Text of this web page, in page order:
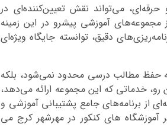
می‌تواند نقش تعیین‌کننده‌ای در
مجموعه‌های آموزشی پیشرو در این زمینه
دقیق، توانسته جایگاه ویژه‌ای
حفظ مطالب درسی محدود نمی‌شود، بلکه
رو، خدماتی که این مجموعه ارائه می‌دهد،
از برنامه‌های جامع پشتیبانی آموزشی و
های کنکور در مهرشهر کرج می